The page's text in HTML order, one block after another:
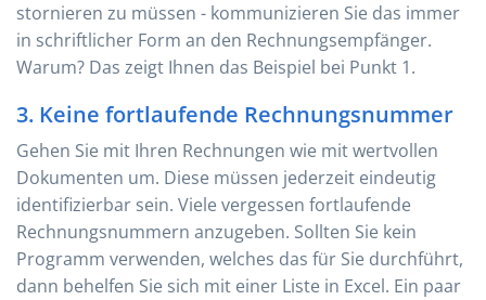
stornieren zu müssen - kommunizieren Sie das immer
in schriftlicher Form an den Rechnungsempfänger.
Warum? Das zeigt Ihnen das Beispiel bei Punkt 1.
3. Keine fortlaufende Rechnungsnummer
Gehen Sie mit Ihren Rechnungen wie mit wertvollen
Dokumenten um. Diese müssen jederzeit eindeutig
identifizierbar sein. Viele vergessen fortlaufende
Rechnungsnummern anzugeben. Sollten Sie kein
Programm verwenden, welches das für Sie durchführt,
dann behelfen Sie sich mit einer Liste in Excel. Ein paar